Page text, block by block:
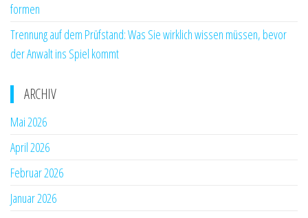
formen
Trennung auf dem Prüfstand: Was Sie wirklich wissen müssen, bevor
der Anwalt ins Spiel kommt
ARCHIV
Mai 2026
April 2026
Februar 2026
Januar 2026